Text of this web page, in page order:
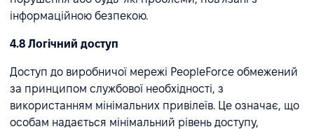
інформаційною безпекою.
4.8 Логічний доступ
Доступ до виробничої мережі PeopleForce обмежений
за принципом службової необхідності, з
використанням мінімальних привілеїв. Це означає, що
особам надається мінімальний рівень доступу,